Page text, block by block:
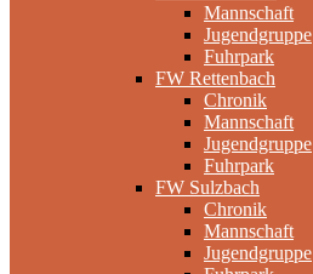
Mannschaft
Jugendgruppe
Fuhrpark
FW Rettenbach
Chronik
Mannschaft
Jugendgruppe
Fuhrpark
FW Sulzbach
Chronik
Mannschaft
Jugendgruppe